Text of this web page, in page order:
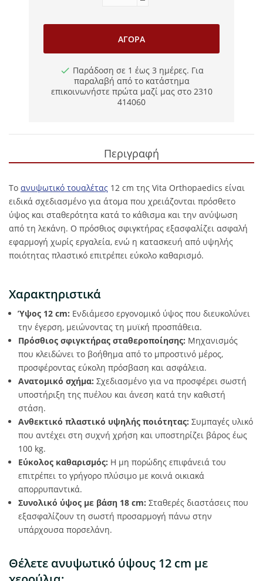
ΑΓΟΡΆ
Παράδοση σε 1 έως 3 ημέρες. Για
παραλαβή από το κατάστημα
επικοινωνήστε πρώτα μαζί μας στο 2310
414060
Περιγραφή
Το ανυψωτικό τουαλέτας 12 cm της Vita Orthopaedics είναι
ειδικά σχεδιασμένο για άτομα που χρειάζονται πρόσθετο
ύψος και σταθερότητα κατά το κάθισμα και την ανύψωση
από τη λεκάνη. Ο πρόσθιος σφιγκτήρας εξασφαλίζει ασφαλή
εφαρμογή χωρίς εργαλεία, ενώ η κατασκευή από υψηλής
ποιότητας πλαστικό επιτρέπει εύκολο καθαρισμό.
Χαρακτηριστικά
Ύψος 12 cm: Ενδιάμεσο εργονομικό ύψος που διευκολύνει
την έγερση, μειώνοντας τη μυϊκή προσπάθεια.
Πρόσθιος σφιγκτήρας σταθεροποίησης: Μηχανισμός
που κλειδώνει το βοήθημα από το μπροστινό μέρος,
προσφέροντας εύκολη πρόσβαση και ασφάλεια.
Ανατομικό σχήμα: Σχεδιασμένο για να προσφέρει σωστή
υποστήριξη της πυέλου και άνεση κατά την καθιστή
στάση.
Ανθεκτικό πλαστικό υψηλής ποιότητας: Συμπαγές υλικό
που αντέχει στη συχνή χρήση και υποστηρίζει βάρος έως
100 kg.
Εύκολος καθαρισμός: Η μη πορώδης επιφάνειά του
επιτρέπει το γρήγορο πλύσιμο με κοινά οικιακά
απορρυπαντικά.
Συνολικό ύψος με βάση 18 cm: Σταθερές διαστάσεις που
εξασφαλίζουν τη σωστή προσαρμογή πάνω στην
υπάρχουσα πορσελάνη.
Θέλετε ανυψωτικό ύψους 12 cm με